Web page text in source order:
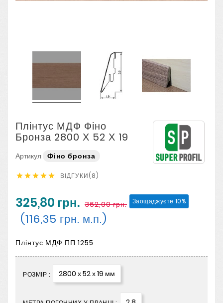
Плінтус МДФ Фіно
Бронза 2800 Х 52 Х 19
Артикул Фіно бронза
     ВІДГУКИ(8)
325,80 грн. 362,00 грн. Заощаджуєте 10%
(116,35 грн. м.п.)
Плінтус МДФ ПП 1255
РОЗМІР : 2800 х 52 х 19 мм